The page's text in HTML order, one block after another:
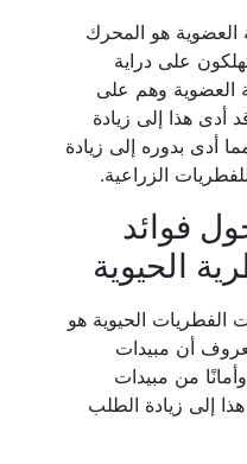
العضوية هو المحرك
على دراية
العضوية وهم على
أدى هذا إلى زيادة
أدى بدوره إلى زيادة
الزراعية.
فوائد
الحيوية
الفطريات الحيوية هو
أن مبيدات
من مبيدات
إلى زيادة الطلب